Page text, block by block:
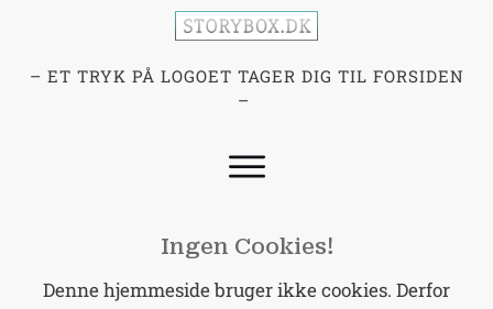
– ET TRYK PÅ LOGOET TAGER DIG TIL FORSIDEN
–
Ingen Cookies!
Denne hjemmeside bruger ikke cookies. Derfor